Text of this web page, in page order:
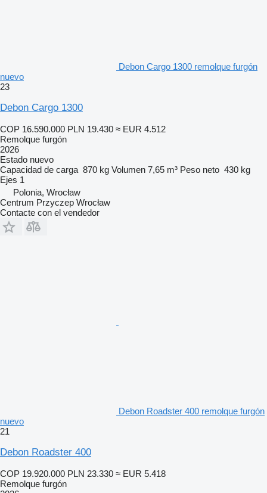
Debon Cargo 1300 remolque furgón
nuevo
23
Debon Cargo 1300
COP 16.590.000 PLN 19.430 ≈ EUR 4.512
Remolque furgón
2026
Estado nuevo
Capacidad de carga 870 kg Volumen 7,65 m³ Peso neto 430 kg
Ejes 1
Polonia, Wrocław
Centrum Przyczep Wrocław
Contacte con el vendedor
Debon Roadster 400 remolque furgón
nuevo
21
Debon Roadster 400
COP 19.920.000 PLN 23.330 ≈ EUR 5.418
Remolque furgón